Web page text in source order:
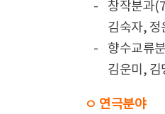
-
창작분과
김숙자, 정
-
향수교류
김운미, 김
ㅇ 연극분야